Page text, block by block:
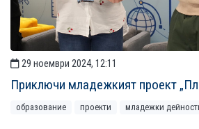
29 ноември 2024, 12:11
Приключи младежкият проект
образование проекти младежки